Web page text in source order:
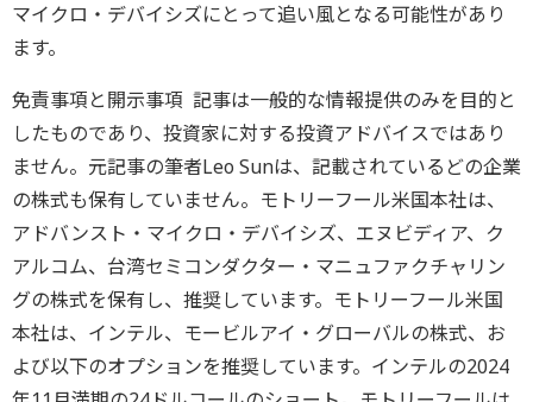
マイクロ・デバイシズにとって追い風となる可能性があり
ます。
免責事項と開示事項 記事は一般的な情報提供のみを目的と
したものであり、投資家に対する投資アドバイスではあり
ません。元記事の筆者Leo Sunは、記載されているどの企業
の株式も保有していません。モトリーフール米国本社は、
アドバンスト・マイクロ・デバイシズ、エヌビディア、ク
アルコム、台湾セミコンダクター・マニュファクチャリン
グの株式を保有し、推奨しています。モトリーフール米国
本社は、インテル、モービルアイ・グローバルの株式、お
よび以下のオプションを推奨しています。インテルの2024